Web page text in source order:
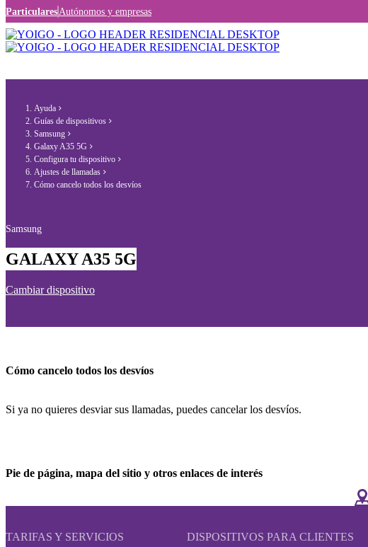
Particulares Autónomos y empresas
Ayuda
Guías de dispositivos
Samsung
Galaxy A35 5G
Configura tu dispositivo
Ajustes de llamadas
Cómo cancelo todos los desvíos
Samsung
GALAXY A35 5G
Cambiar dispositivo
Cómo cancelo todos los desvíos
Si ya no quieres desviar sus llamadas, puedes cancelar los desvíos.
Pie de página, mapa del sitio y otros enlaces de interés
TARIFAS Y SERVICIOS
DISPOSITIVOS PARA CLIENTES